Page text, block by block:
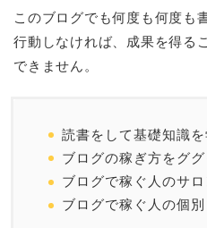
このブログでも何度も何度も
行動しなければ、成果を得る
できません。
読書をして基礎知識を
ブログの稼ぎ方をグ
ブログで稼ぐ人のサ
ブログで稼ぐ人の個